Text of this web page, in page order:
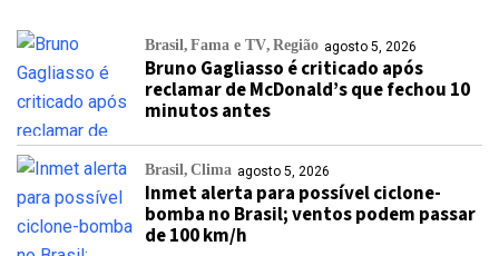
Brasil Fama e TV Região agosto 5, 2026
Bruno Gagliasso é criticado após
reclamar de McDonald’s que fechou 10
minutos antes
Brasil Clima agosto 5, 2026
Inmet alerta para possível ciclone-
bomba no Brasil; ventos podem passar
de 100 km/h